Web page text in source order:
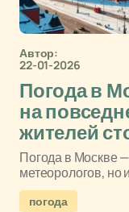
Автор:
22-01-2026
Погода в
на
жителей
Погода в Москве
метеорологов, но
погода